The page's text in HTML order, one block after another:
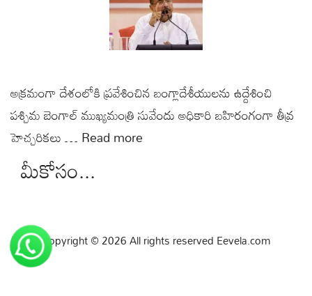
అక్రమంగా దేశంలోకి ప్రవేశించిన బంగ్లాదేశీయులను ఉద్దేశించి
పశ్చిమ బెంగాల్ ముఖ్యమంత్రి సువేందు అధికారి బహిరంగంగా తీవ్ర
హెచ్చరికలు …Read more
మీకోసం...
Copyright © 2026 All rights reserved Eevela.com